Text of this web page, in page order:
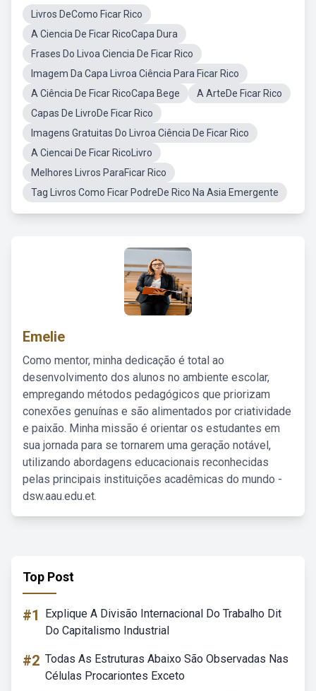
Livros DeComo Ficar Rico
A Ciencia De Ficar RicoCapa Dura
Frases Do Livoa Ciencia De Ficar Rico
Imagem Da Capa Livroa Ciência Para Ficar Rico
A Ciência De Ficar RicoCapa Bege
A ArteDe Ficar Rico
Capas De LivroDe Ficar Rico
Imagens Gratuitas Do Livroa Ciência De Ficar Rico
A Ciencai De Ficar RicoLivro
Melhores Livros ParaFicar Rico
Tag Livros Como Ficar PodreDe Rico Na Asia Emergente
Emelie
Como mentor, minha dedicação é total ao
desenvolvimento dos alunos no ambiente escolar,
empregando métodos pedagógicos que priorizam
conexões genuínas e são alimentados por criatividade
e paixão. Minha missão é orientar os estudantes em
sua jornada para se tornarem uma geração notável,
utilizando abordagens educacionais reconhecidas
pelas principais instituições acadêmicas do mundo -
dsw.aau.edu.et.
Top Post
#1
Explique A Divisão Internacional Do Trabalho Dit
Do Capitalismo Industrial
#2 Todas As Estruturas Abaixo São Observadas Nas
Células Procariontes Exceto